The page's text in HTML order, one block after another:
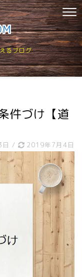
るブログ
件づけ【道
/ 2019年7月4日